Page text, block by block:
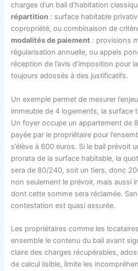
charges d’un bail d’habitation
répartition : surface habitable
copropriété, ou combinaison de
modalités de paiement : provisions
régularisation annuelle, ou appels
réception de l’avis d’imposition pour
toujours adossés à des justificatifs.
Un exemple permet de mesurer
immeuble de 4 logements, la surface
Un foyer occupe un appartement de
payée par le propriétaire pour
s’élève à 600 euros. Si le bail prévoit
prorata de la surface habitable, la
sera de 80/240, soit un tiers, donc
non seulement le prévoir, mais aussi
dont cette somme sera réclamée.
contestation est quasi assurée.
Les propriétaires comme les
ensemble le contenu du bail avant
claire des charges récupérables,
de calcul lisible, limite les